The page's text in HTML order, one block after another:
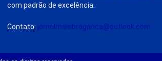
com padrão de excelência.
Contato: jornalmaisbraganca@outlook.com